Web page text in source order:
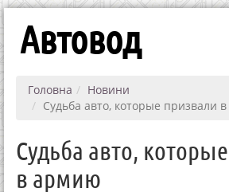
Автовод
Головна
Новини
Судьба авто, которые призвали
Судьба авто,
в армию